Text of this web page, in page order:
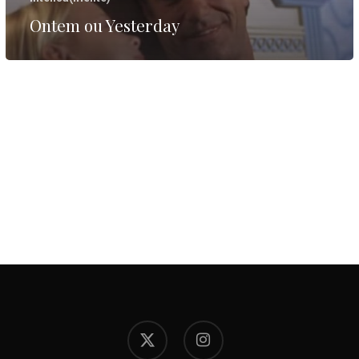
Ontem ou Yesterday
x-
twitter
instagram